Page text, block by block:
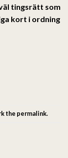
tingsrätt som
kort i ordning
the permalink.